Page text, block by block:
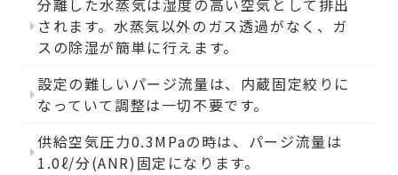
分離した水蒸気は湿度の高い空気として排出
されます。水蒸気以外のガス透過がなく、ガ
スの除湿が簡単に行えます。
設定の難しいパージ流量は、内蔵固定絞りに
なっていて調整は一切不要です。
供給空気圧力0.3MPaの時は、パージ流量は
1.0ℓ/分(ANR)固定になります。